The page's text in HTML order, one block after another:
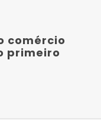
comércio
primeiro